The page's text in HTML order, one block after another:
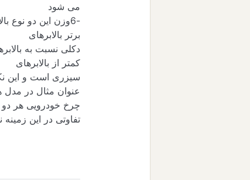
می شود
-
6وزن این دو نوع
برتر بالابرهای
دکلی نسبت به
کمتر از بالابرهای
سیزری است و این
عنوان مثال در مدل
چرخ خودرویی هر دو
تفاوتی در این زمینه